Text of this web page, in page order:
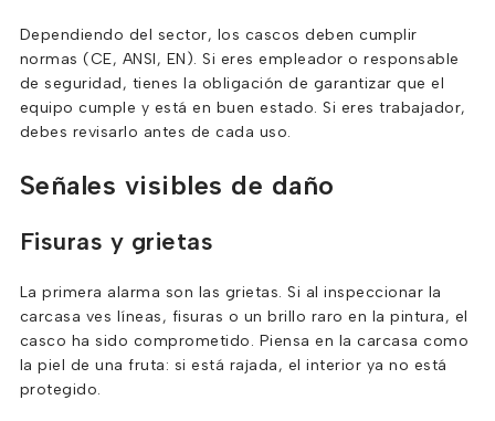
Dependiendo del sector, los cascos deben cumplir
normas (CE, ANSI, EN). Si eres empleador o responsable
de seguridad, tienes la obligación de garantizar que el
equipo cumple y está en buen estado. Si eres trabajador,
debes revisarlo antes de cada uso.
Señales visibles de daño
Fisuras y grietas
La primera alarma son las grietas. Si al inspeccionar la
carcasa ves líneas, fisuras o un brillo raro en la pintura, el
casco ha sido comprometido. Piensa en la carcasa como
la piel de una fruta: si está rajada, el interior ya no está
protegido.